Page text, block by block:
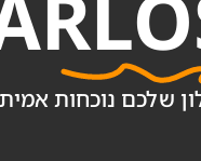
שלכם נוכחות